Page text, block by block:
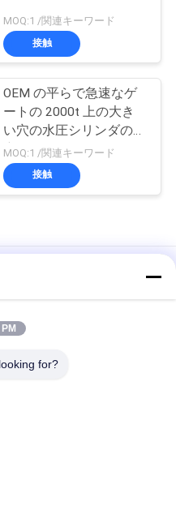
MOQ:1 /関連キーワード
接触
OEM の平らで急速なゲ
ートの 2000t 上の大き
い穴の水圧シリンダの生
産性
MOQ:1 /関連キーワード
接触
きい穴の水圧シリンダ
ための油圧ダンプ シリンダ
for?